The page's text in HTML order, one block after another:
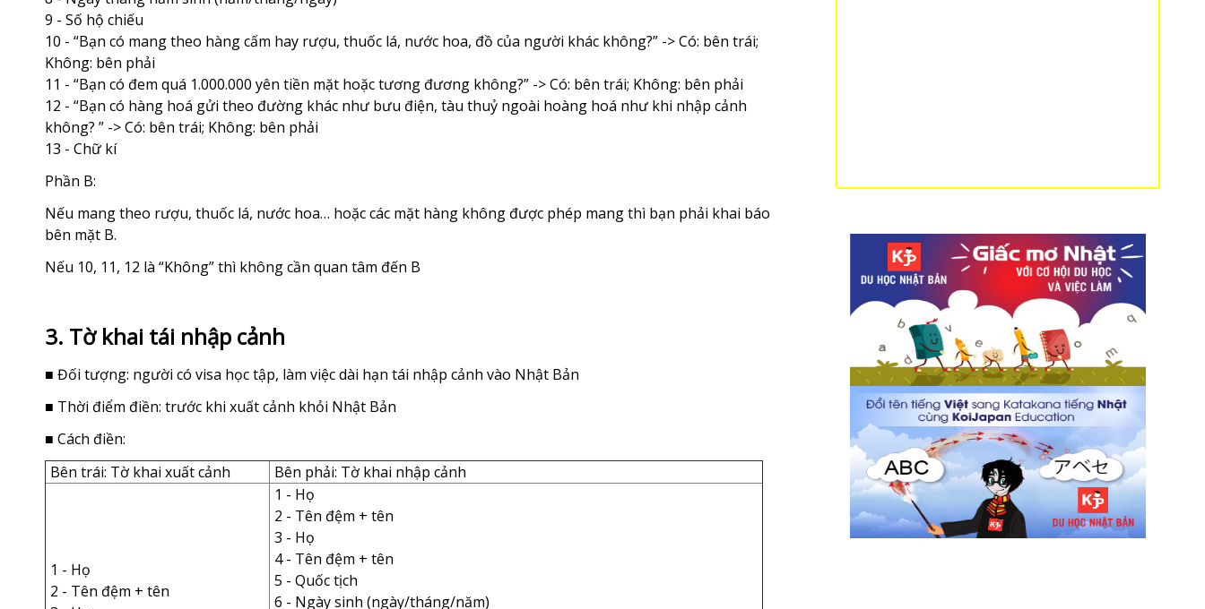
9 - Số hộ chiếu
10 - “Bạn có mang theo hàng cấm hay rượu, thuốc lá, nước hoa, đồ của người khác không?” -> Có: bên trái;
Không: bên phải
11 - “Bạn có đem quá 1.000.000 yên tiền mặt hoặc tương đương không?” -> Có: bên trái; Không: bên phải
12 - “Bạn có hàng hoá gửi theo đường khác như bưu điện, tàu thuỷ ngoài hoàng hoá như khi nhập cảnh
không? ” -> Có: bên trái; Không: bên phải
13 - Chữ kí
Phần B:
Nếu mang theo rượu, thuốc lá, nước hoa… hoặc các mặt hàng không được phép mang thì bạn phải khai báo
bên mặt B.
Nếu 10, 11, 12 là “Không” thì không cần quan tâm đến B
3. Tờ khai tái nhập cảnh
■ Đối tượng: người có visa học tập, làm việc dài hạn tái nhập cảnh vào Nhật Bản
■ Thời điểm điền: trước khi xuất cảnh khỏi Nhật Bản
■ Cách điền:
Bên trái: Tờ khai xuất cảnh
Bên phải: Tờ khai nhập cảnh
1 - Họ
2 - Tên đệm + tên
1 - Họ
2 - Tên đệm + tên
3 - Họ
4 - Tên đệm + tên
5 - Quốc tịch
6 - Ngày sinh (ngày/tháng/năm)
ở tháp Tokyo
Khai trương cửa hàng Gongcha tại Odaiba và
Ikebukuro - Miễn phí trà sữa dành cho khách hàng
đến cửa hàng!